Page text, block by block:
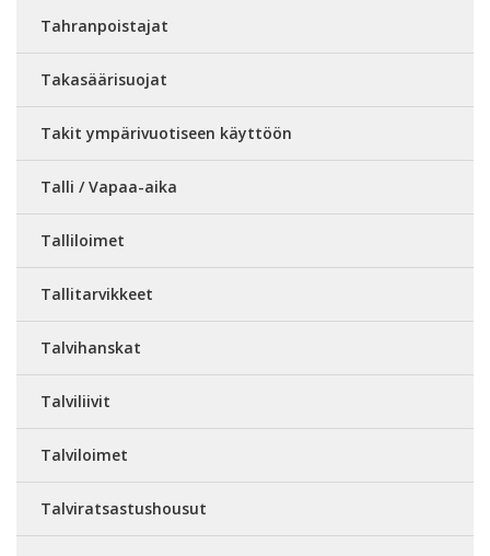
Tahranpoistajat
Takasäärisuojat
Takit ympärivuotiseen käyttöön
Talli / Vapaa-aika
Talliloimet
Tallitarvikkeet
Talvihanskat
Talviliivit
Talviloimet
Talviratsastushousut